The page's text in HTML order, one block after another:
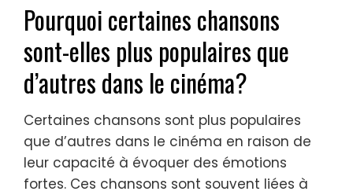
Pourquoi certaines chansons
sont-elles plus populaires que
d’autres dans le cinéma?
Certaines chansons sont plus populaires
que d’autres dans le cinéma en raison de
leur capacité à évoquer des émotions
fortes. Ces chansons sont souvent liées à